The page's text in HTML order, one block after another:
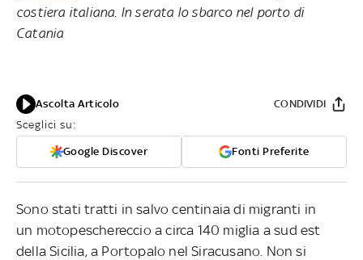
costiera italiana. In serata lo sbarco nel porto di
Catania
Ascolta Articolo
Sceglici su:
Google Discover Fonti Preferite
CONDIVIDI
Sono stati tratti in salvo centinaia di migranti in
un motopeschereccio a circa 140 miglia a sud est
della Sicilia, a Portopalo nel Siracusano. Non si